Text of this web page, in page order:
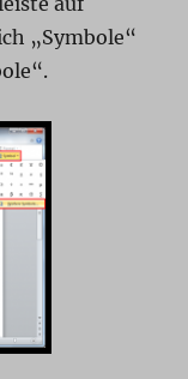
„Symbole“